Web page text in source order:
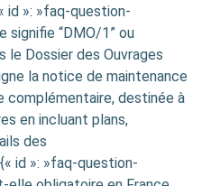
id »: »faq-question-
signifie “DMO/1” ou
le Dossier des Ouvrages
la notice de maintenance
complémentaire, destinée à
en incluant plans,
des
id »: »faq-question-